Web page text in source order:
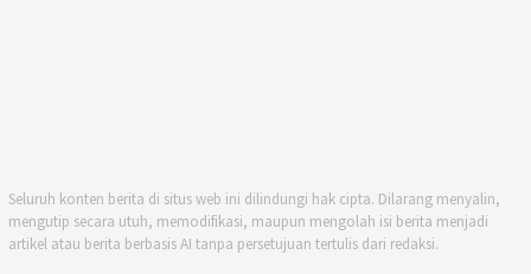
Seluruh konten berita di situs web ini dilindungi hak cipta. Dilarang menyalin,
mengutip secara utuh, memodifikasi, maupun mengolah isi berita menjadi
artikel atau berita berbasis AI tanpa persetujuan tertulis dari redaksi.